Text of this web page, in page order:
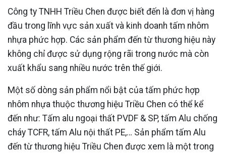
Công ty TNHH Triều Chen được biết đến là đơn vị hàng
đầu trong lĩnh vực sản xuất và kinh doanh tấm nhôm
nhựa phức hợp. Các sản phẩm đến từ thương hiệu này
không chỉ được sử dụng rộng rãi trong nước mà còn
xuất khẩu sang nhiều nước trên thế giới.
Một số dòng sản phẩm nổi bật của tấm phức hợp
nhôm nhựa thuộc thương hiệu Triều Chen có thể kể
đến như: Tấm alu ngoại thất PVDF & SP, tấm Alu chống
cháy TCFR, tấm Alu nội thất PE,… Sản phẩm tấm Alu
đến từ thương hiệu Triều Chen được xem là một trong